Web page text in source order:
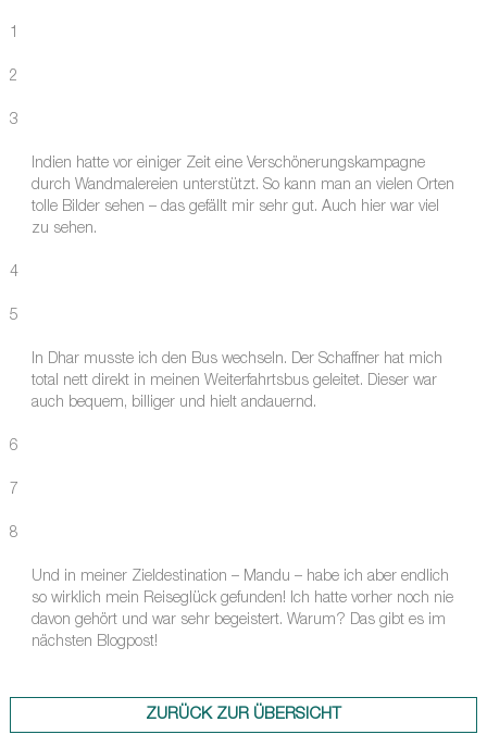
1
2
3
Indien hatte vor einiger Zeit eine Verschönerungskampagne
durch Wandmalereien unterstützt. So kann man an vielen Orten
tolle Bilder sehen – das gefällt mir sehr gut. Auch hier war viel
zu sehen.
4
5
In Dhar musste ich den Bus wechseln. Der Schaffner hat mich
total nett direkt in meinen Weiterfahrtsbus geleitet. Dieser war
auch bequem, billiger und hielt andauernd.
6
7
8
Und in meiner Zieldestination – Mandu – habe ich aber endlich
so wirklich mein Reiseglück gefunden! Ich hatte vorher noch nie
davon gehört und war sehr begeistert. Warum? Das gibt es im
nächsten Blogpost!
ZURÜCK ZUR ÜBERSICHT